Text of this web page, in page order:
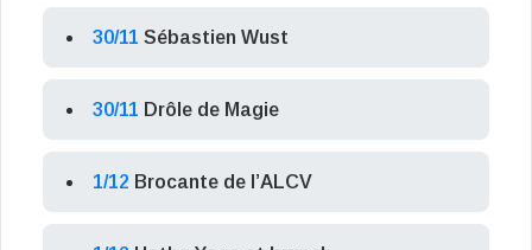
30/11 Sébastien Wust
30/11 Drôle de Magie
1/12 Brocante de l’ALCV